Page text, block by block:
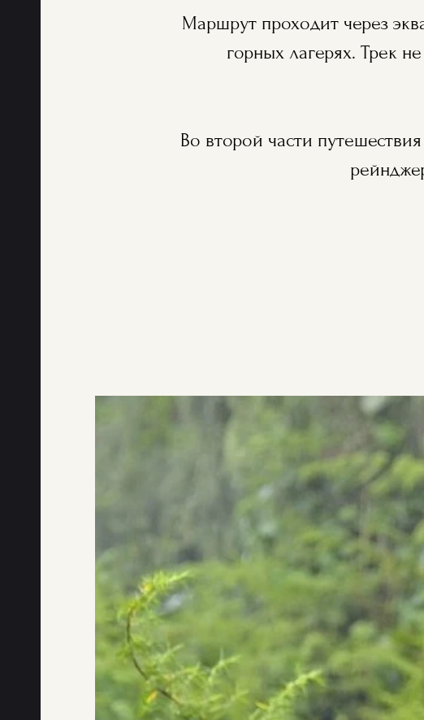
Маршрут проходит через
горных лагерях. Трек
Во второй части